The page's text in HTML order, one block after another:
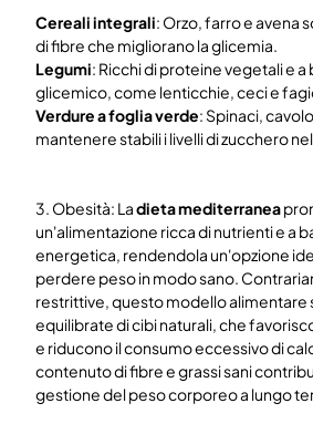
Cereali integrali: Orzo, farro e avena
di fibre che migliorano la glicemia.
Legumi: Ricchi di proteine vegetali e a
glicemico, come lenticchie, ceci e
Verdure a foglia verde: Spinaci,
mantenere stabili i livelli di zucchero
3. Obesità: Ladieta mediterranea
un'alimentazione ricca di nutrienti e a
energetica, rendendola un'opzione
perdere peso in modo sano.
restrittive, questo modello alimentare
equilibrate di cibi naturali, che
e riducono il consumo eccessivo di
contenuto di fibre e grassi sani
gestione del peso corporeo a lungo